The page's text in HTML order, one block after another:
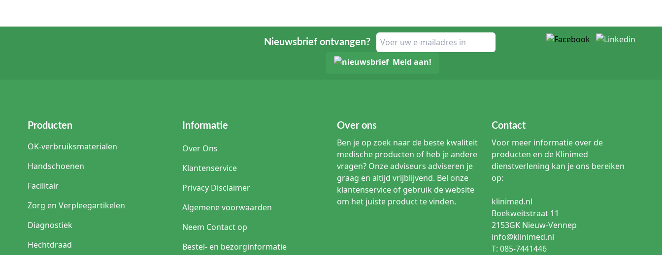
Nieuwsbrief ontvangen?
Meld aan!
Producten
OK-verbruiksmaterialen
Handschoenen
Facilitair
Zorg en Verpleegartikelen
Diagnostiek
Hechtdraad
Informatie
Over Ons
Klantenservice
Privacy Disclaimer
Algemene voorwaarden
Neem Contact op
Bestel- en bezorginformatie
Over ons
Ben je op zoek naar de beste kwaliteit
medische producten of heb je andere
vragen? Onze adviseurs adviseren je
graag en altijd vrijblijvend. Bel onze
klantenservice of gebruik de website
om het juiste product te vinden.
Contact
Voor meer informatie over de
producten en de Klinimed
dienstverlening kan je ons bereiken
op:
klinimed.nl
Boekweitstraat 11
2153GK Nieuw-Vennep
info@klinimed.nl
T: 085-7441446